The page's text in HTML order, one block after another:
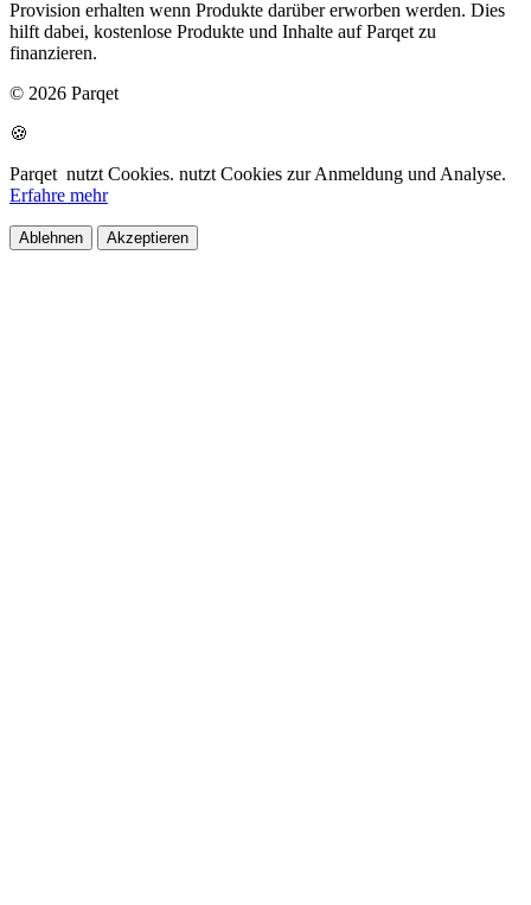
Provision erhalten wenn Produkte darüber erworben werden. Dies
hilft dabei, kostenlose Produkte und Inhalte auf Parqet zu
finanzieren.
© 2026 Parqet
🍪
Parqet nutzt Cookies. nutzt Cookies zur Anmeldung und Analyse.
Erfahre mehr
Ablehnen Akzeptieren